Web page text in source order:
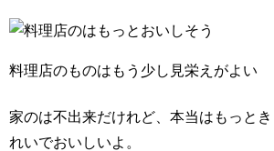
料理店のものはもう少し見栄えがよい
家のは不出来だけれど、本当はもっとき
れいでおいしいよ。